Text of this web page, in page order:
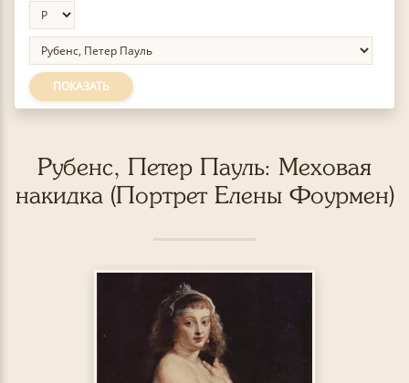
ПОКАЗАТЬ
Рубенс, Петер Пауль: Меховая
накидка (Портрет Елены Фоурмен)